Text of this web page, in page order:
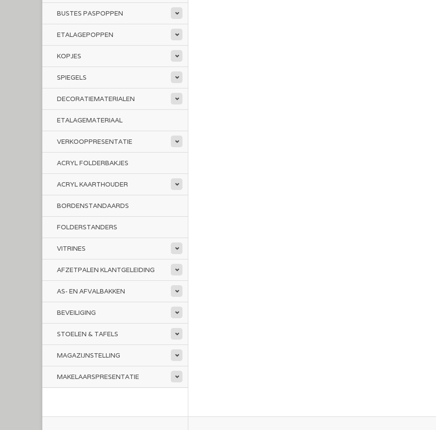
BUSTES PASPOPPEN
ETALAGEPOPPEN
KOPJES
SPIEGELS
DECORATIEMATERIALEN
ETALAGEMATERIAAL
VERKOOPPRESENTATIE
ACRYL FOLDERBAKJES
ACRYL KAARTHOUDER
BORDENSTANDAARDS
FOLDERSTANDERS
VITRINES
AFZETPALEN KLANTGELEIDING
AS- EN AFVALBAKKEN
BEVEILIGING
STOELEN & TAFELS
MAGAZIJNSTELLING
MAKELAARSPRESENTATIE